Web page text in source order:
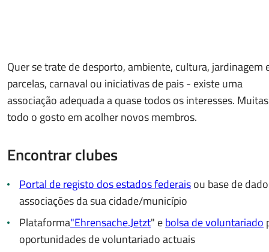
Quer se trate de desporto, ambiente, cultura, jardinagem
parcelas, carnaval ou iniciativas de pais - existe uma
associação adequada a quase todos os interesses.
todo o gosto em acolher novos membros.
Encontrar clubes
Portal de registo dos estados federaisou base de
associações da sua cidade/município
Plataforma"Ehrensache.Jetzt" ebolsa de voluntariado
oportunidades de voluntariado actuais